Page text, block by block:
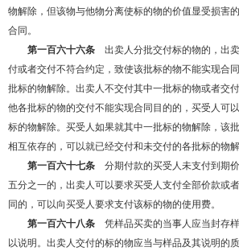
物解除，但该物与他物分离使标的物的价值显受损害
合同。
第一百六十六条 出卖人分批交付标的物的，出
付或者交付不符合约定，致使该批标的物不能实现合
批标的物解除。出卖人不交付其中一批标的物或者交
他各批标的物的交付不能实现合同目的的，买受人可
标的物解除。买受人如果就其中一批标的物解除，该
相互依存的，可以就已经交付和未交付的各批标的物解
第一百六十七条 分期付款的买受人未支付到期
五分之一的，出卖人可以要求买受人支付全部价款或
同的，可以向买受人要求支付该标的物的使用费。
第一百六十八条 凭样品买卖的当事人应当封存
以说明。出卖人交付的标的物应当与样品及其说明的质